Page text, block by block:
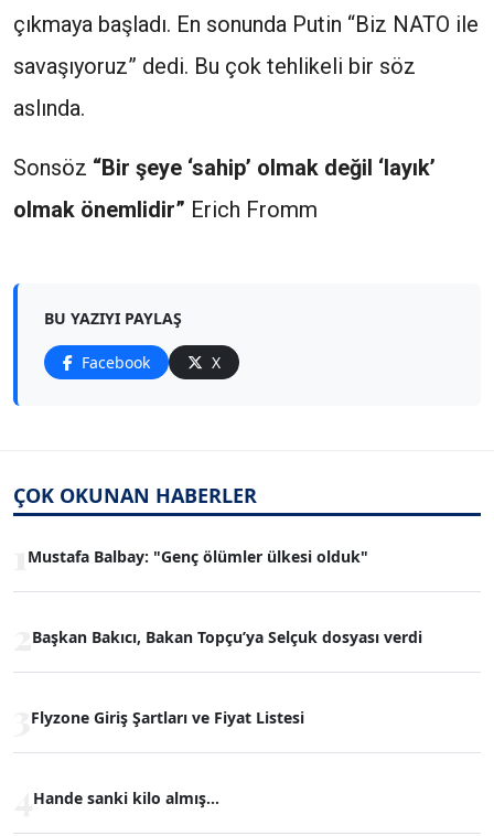
çıkmaya başladı. En sonunda Putin “Biz NATO ile
savaşıyoruz” dedi. Bu çok tehlikeli bir söz
aslında.
Sonsöz “Bir şeye ‘sahip’ olmak değil ‘layık’
olmak önemlidir” Erich Fromm
BU YAZIYI PAYLAŞ
Facebook X
ÇOK OKUNAN HABERLER
Mustafa Balbay: "Genç ölümler ülkesi olduk"
Başkan Bakıcı, Bakan Topçu’ya Selçuk dosyası verdi
Flyzone Giriş Şartları ve Fiyat Listesi
Hande sanki kilo almış...